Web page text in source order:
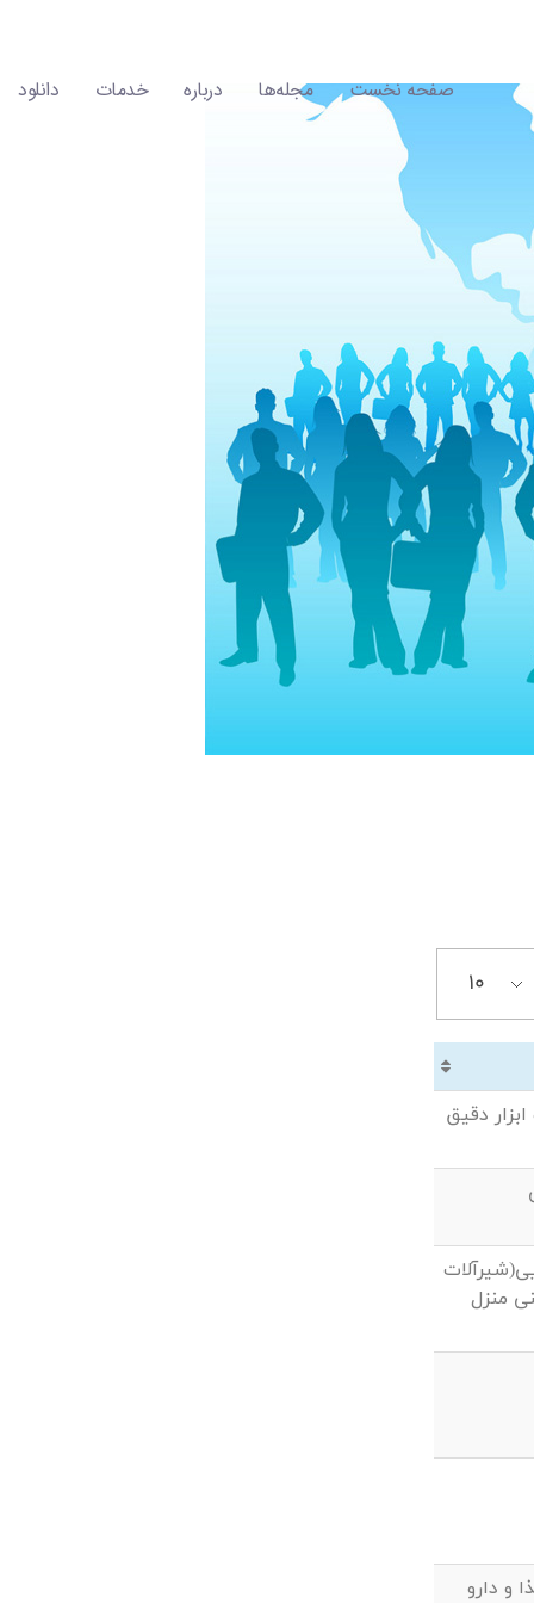
صفحه نخست مجله‌ها درباره خدمات دانلود
دقیق
منزل
و دارو